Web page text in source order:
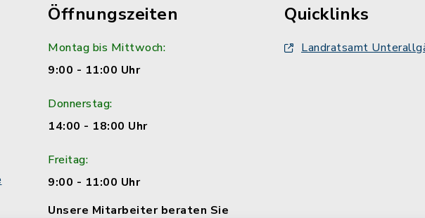
Öffnungszeiten
Montag bis Mittwoch:
9:00 - 11:00 Uhr
Donnerstag:
14:00 - 18:00 Uhr
Freitag:
9:00 - 11:00 Uhr
Unsere Mitarbeiter beraten Sie
Quicklinks
Landratsamt